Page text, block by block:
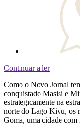
Continuar a ler
Como o Novo Jornal
conquistado Masisi e
estrategicamente na
norte do Lago Kivu, os
Goma, uma cidade com